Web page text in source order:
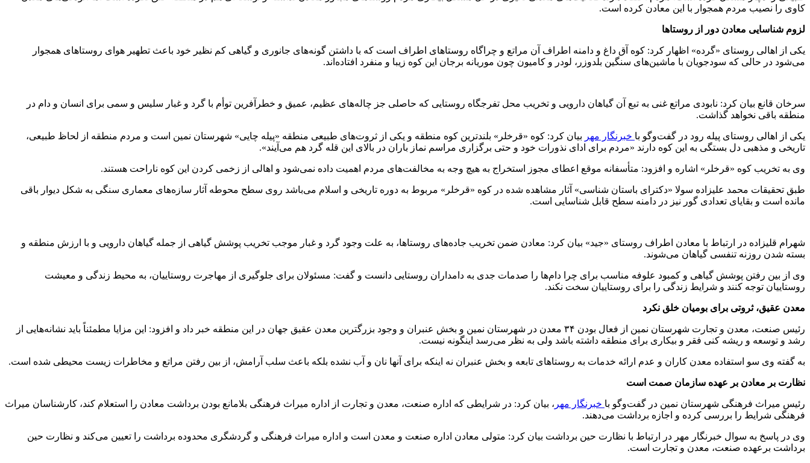
کاوی را نصیب مردم همجوار با این معادن کرده است.
لزوم شناسایی معادن دور از روستاها
یکی از اهالی روستای «گرده» اظهار کرد: کوه آق داغ و دامنه اطراف آن مراتع و چراگاه روستاهای اطراف است که با داشتن گونه‌های جانوری و گیاهی کم نظیر خود باعث تطهیر هوای روستاهای همجوار
می‌شود در حالی که سودجویان با ماشین‌های سنگین بلدوزر، لودر و کامیون چون موریانه برجان این کوه زیبا و منفرد افتاده‌اند.
سرخان قانع بیان کرد: نابودی مراتع غنی به تبع آن گیاهان دارویی و تخریب محل تفرجگاه روستایی که حاصلی جز چاله‌های عظیم، عمیق و خطرآفرین توأم با گرد و غبار سلیس و سمی برای انسان و دام در
منطقه باقی نخواهد گذاشت.
یکی از اهالی روستای پیله رود در گفت‌وگو با خبرنگار مهر بیان کرد: کوه «قرخلر» بلندترین کوه منطقه و یکی از ثروت‌های طبیعی منطقه «پیله چایی» شهرستان نمین است و مردم منطقه از لحاظ طبیعی،
تاریخی و مذهبی دل بستگی به این کوه دارند «مردم برای ادای نذورات خود و حتی برگزاری مراسم نماز باران در بالای این قله گرد هم می‌آیند».
وی به تخریب کوه «قرخلر» اشاره و افزود: متأسفانه موقع اعطای مجوز استخراج به هیچ وجه به مخالفت‌های مردم اهمیت داده نمی‌شود و اهالی از زخمی کردن این کوه ناراحت هستند.
طبق تحقیقات محمد علیزاده سولا «دکترای باستان شناسی» آثار مشاهده شده در کوه «قرخلر» مربوط به دوره تاریخی و اسلام می‌باشد روی سطح محوطه آثار سازه‌های معماری سنگی به شکل دیوار باقی
مانده است و بقایای تعدادی گور نیز در دامنه سطح قابل شناسایی است.
شهرام قلیزاده در ارتباط با معادن اطراف روستای «جید» بیان کرد: معادن ضمن تخریب جاده‌های روستاها، به علت وجود گرد و غبار موجب تخریب پوشش گیاهی از جمله گیاهان دارویی و با ارزش منطقه و
بسته شدن روزنه تنفسی گیاهان می‌شوند.
وی از بین رفتن پوشش گیاهی و کمبود علوفه مناسب برای چرا دام‌ها را صدمات جدی به دامداران روستایی دانست و گفت: مسئولان برای جلوگیری از مهاجرت روستاییان، به محیط زندگی و معیشت
روستاییان توجه کنند و شرایط زندگی را برای روستاییان سخت نکند.
معدن عقیق، ثروتی برای بومیان خلق نکرد
رئیس صنعت، معدن و تجارت شهرستان نمین از فعال بودن ۳۴ معدن در شهرستان نمین و بخش عنبران و وجود بزرگترین معدن عقیق جهان در این منطقه خبر داد و افزود: این مزایا مطمئناً باید نشانه‌هایی از
رشد و توسعه و ریشه کنی فقر و بیکاری برای منطقه داشته باشد ولی به نظر می‌رسد اینگونه نیست.
به گفته وی سو استفاده معدن کاران و عدم ارائه خدمات به روستاهای تابعه و بخش عنبران نه اینکه برای آنها نان و آب نشده بلکه باعث سلب آرامش، از بین رفتن مراتع و مخاطرات زیست محیطی شده است.
نظارت بر معادن بر عهده سازمان صمت است
رئیس میراث فرهنگی شهرستان نمین در گفت‌وگو با خبرنگار مهر ، بیان کرد: در شرایطی که اداره صنعت، معدن و تجارت از اداره میراث فرهنگی بلامانع بودن برداشت معادن را استعلام کند، کارشناسان میراث
فرهنگی شرایط را بررسی کرده و اجازه برداشت می‌دهند.
وی در پاسخ به سوال خبرنگار مهر در ارتباط با نظارت حین برداشت بیان کرد: متولی معادن اداره صنعت و معدن است و اداره میراث فرهنگی و گردشگری محدوده برداشت را تعیین می‌کند و نظارت حین
برداشت برعهده صنعت، معدن و تجارت است.